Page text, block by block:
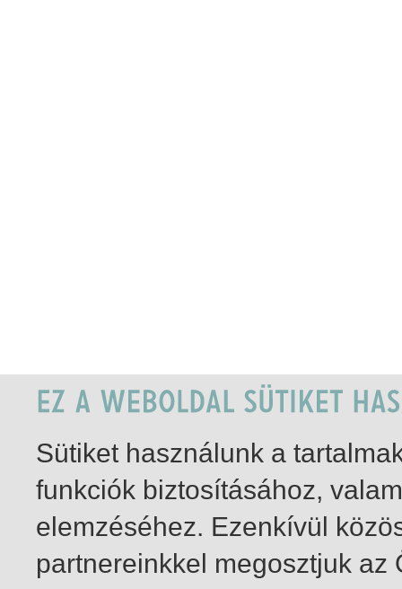
Sütiket használunk a
funkciók biztosításához,
elemzéséhez. Ezenkívül
partnereinkkel megosztjuk